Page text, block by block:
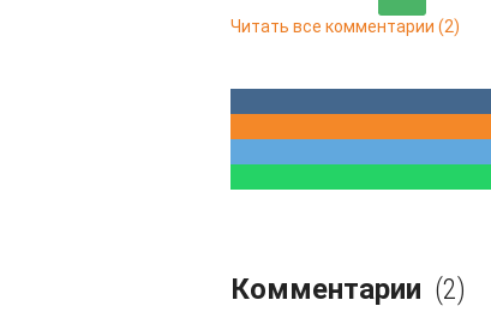
Читать все комментарии (2)
Комментарии (2)